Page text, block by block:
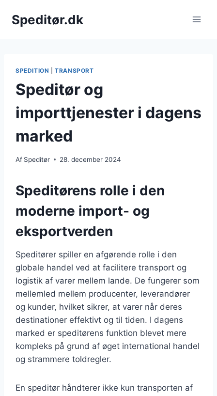
Speditør.dk
SPEDITION |TRANSPORT
Speditør og
importtjenester i dagens
marked
Af Speditør 28. december 2024
Speditørens rolle i den
moderne import- og
eksportverden
Speditører spiller en afgørende rolle i den
globale handel ved at facilitere transport og
logistik af varer mellem lande. De fungerer som
mellemled mellem producenter, leverandører
og kunder, hvilket sikrer, at varer når deres
destinationer effektivt og til tiden. I dagens
marked er speditørens funktion blevet mere
kompleks på grund af øget international handel
og strammere toldregler.
En speditør håndterer ikke kun transporten af